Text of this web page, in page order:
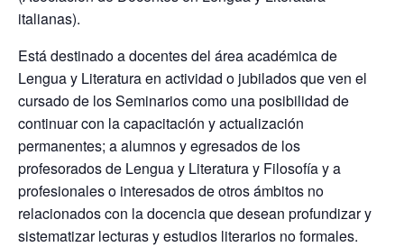
italianas).
Está destinado a docentes del área académica de
Lengua y Literatura en actividad o jubilados que ven el
cursado de los Seminarios como una posibilidad de
continuar con la capacitación y actualización
permanentes; a alumnos y egresados de los
profesorados de Lengua y Literatura y Filosofía y a
profesionales o interesados de otros ámbitos no
relacionados con la docencia que desean profundizar y
sistematizar lecturas y estudios literarios no formales.